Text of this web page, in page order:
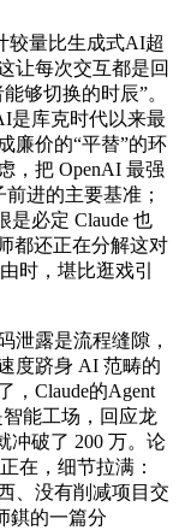
量比生成式AI超
让每次交互都是回
够切换的时辰”。
是库克时代以来最
廉价的“平替”的环
，把 OpenAI 最强
进的主要基准；
是必定 Claude 也
都还正在分解这对
时，堪比逛戏引
露是流程缝隙，
度跻身 AI 范畴的
，Claude的Agent
能工场，回应龙
冲破了 200 万。论
在，细节拉满：
、没有削减项目交
錤的一篇分